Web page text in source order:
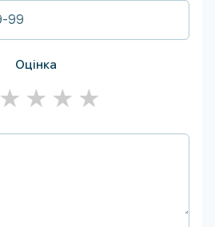
Оцінка
★
★
★
★